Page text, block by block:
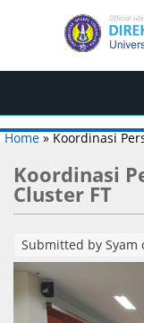
You are here
Home » Koordinasi
Koordinasi
Cluster FT
Submitted by Syam